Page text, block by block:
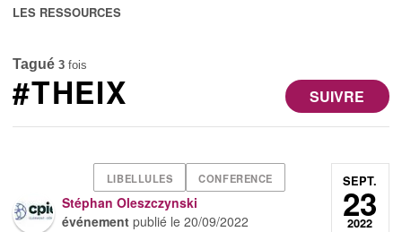
LES RESSOURCES
Tagué 3 fois
SUIVRE
#THEIX
LIBELLULES CONFERENCE
Stéphan Oleszczynski
événement publié le20/09/2022
SEPT.
23
2022